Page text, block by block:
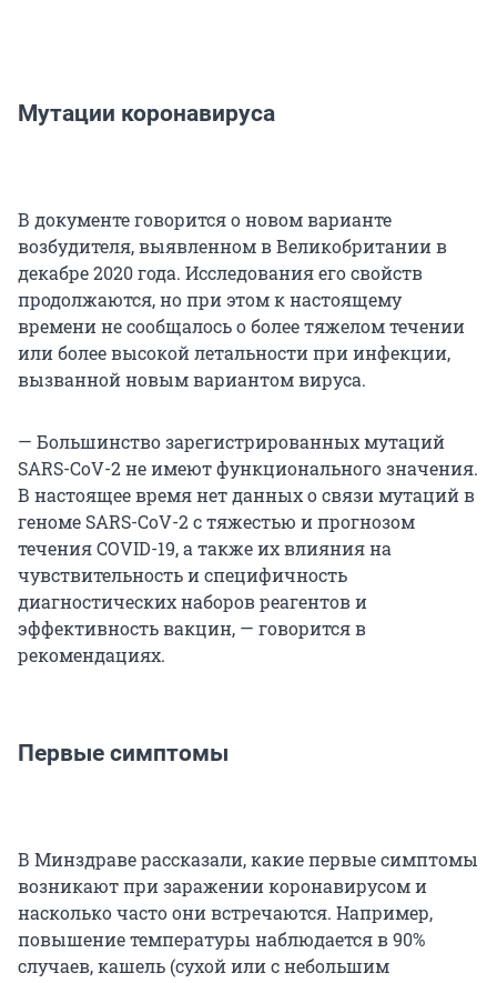
Мутации коронавируса
В документе говорится о новом варианте
возбудителя, выявленном в Великобритании в
декабре 2020 года. Исследования его свойств
продолжаются, но при этом к настоящему
времени не сообщалось о более тяжелом течении
или более высокой летальности при инфекции,
вызванной новым вариантом вируса.
— Большинство зарегистрированных мутаций
SARS-CoV-2 не имеют функционального значения.
В настоящее время нет данных о связи мутаций в
геноме SARS-CoV-2 с тяжестью и прогнозом
течения COVID-19, а также их влияния на
чувствительность и специфичность
диагностических наборов реагентов и
эффективность вакцин, — говорится в
рекомендациях.
Первые симптомы
В Минздраве рассказали, какие первые симптомы
возникают при заражении коронавирусом и
насколько часто они встречаются. Например,
повышение температуры наблюдается в 90%
случаев, кашель (сухой или с небольшим